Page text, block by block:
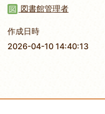
図書館管理者
作成日時
2026-04-10 14:40:13